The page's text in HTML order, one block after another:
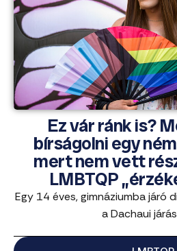
Ez vár ránk is?
bírságolni egy
mert nem vett
LMBTQP
Egy 14 éves, gimnáziumba járó
a Dachaui